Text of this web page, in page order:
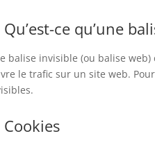
ce qu’une
balise invisible (ou balise
le trafic sur un site web.
Cookies